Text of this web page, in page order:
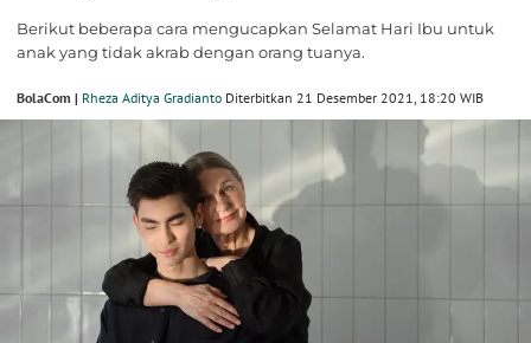
Berikut beberapa cara mengucapkan Selamat Hari Ibu untuk
anak yang tidak akrab dengan orang tuanya.
BolaCom | Rheza Aditya Gradianto Diterbitkan 21 Desember 2021, 18:20 WIB